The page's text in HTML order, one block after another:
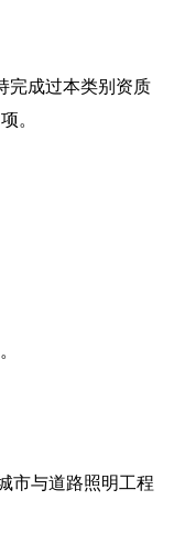
完成过本类别资质
。
市与道路照明工程